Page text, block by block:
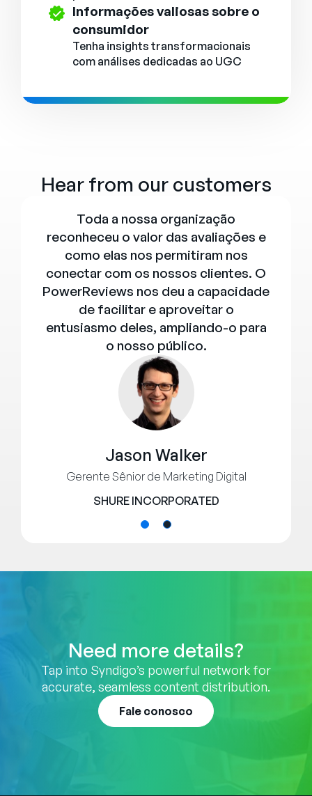
Informações valiosas sobre o
consumidor
Tenha insights transformacionais
com análises dedicadas ao UGC
Hear from our customers
Jason Walker
Gerente Sênior de Marketing Digital
SHURE INCORPORATED
Toda a nossa organização
reconheceu o valor das avaliações e
como elas nos permitiram nos
conectar com os nossos clientes. O
PowerReviews nos deu a capacidade
de facilitar e aproveitar o
entusiasmo deles, ampliando-o para
o nosso público.
Need more details?
Tap into Syndigo’s powerful network for
accurate, seamless content distribution.
Fale conosco